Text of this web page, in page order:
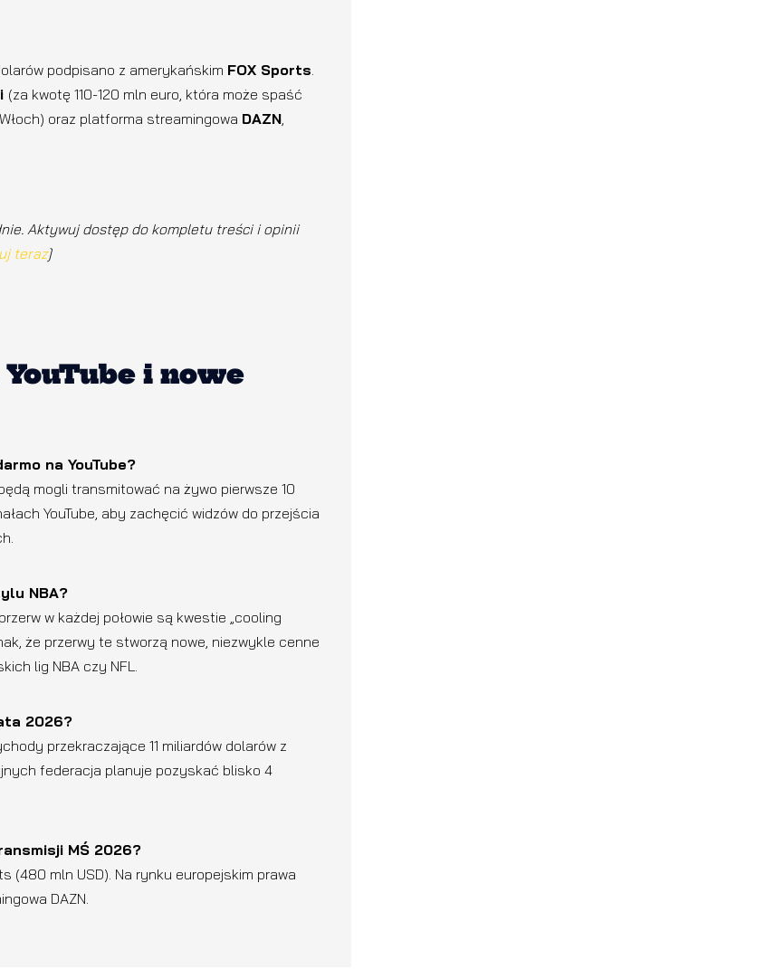
podpisano z amerykańskim FOX Sports.
(za kwotę 110-120 mln euro, która może spaść
oraz platforma streamingowa DAZN,
Aktywuj dostęp do kompletu treści i opinii
teraz]
i nowe
na YouTube?
mogli transmitować na żywo pierwsze 10
YouTube, aby zachęcić widzów do przejścia
NBA?
w każdej połowie są kwestie „cooling
że przerwy te stworzą nowe, niezwykle cenne
lig NBA czy NFL.
2026?
przekraczające 11 miliardów dolarów z
federacja planuje pozyskać blisko 4
MŚ 2026?
(480 mln USD). Na rynku europejskim prawa
DAZN.